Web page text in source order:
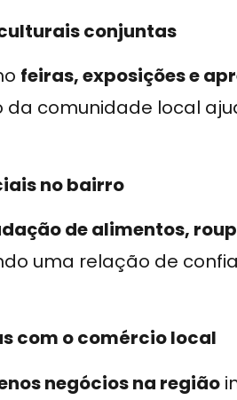
conjuntas
feiras, exposições e
comunidade local
no bairro
de alimentos,
uma relação de
com o comércio local
negócios na região